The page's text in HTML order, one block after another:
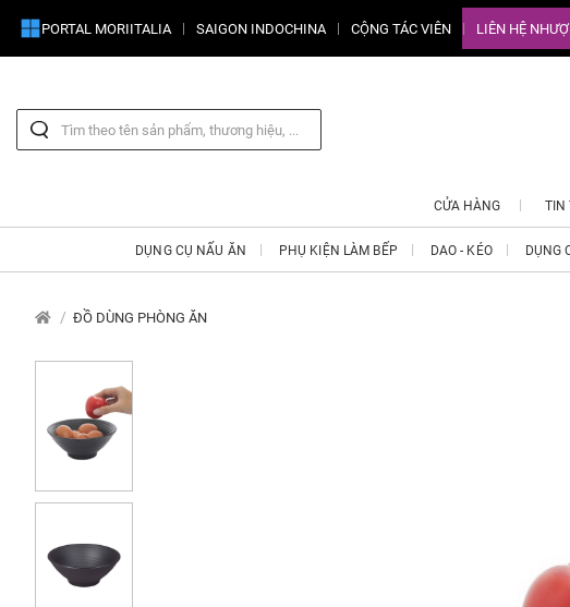
PORTAL MORIITALIA SAIGON INDOCHINA CỘNG TÁC VIÊN LIÊN HỆ
CỬA HÀNG TIN
DỤNG CỤ NẤU ĂN PHỤ KIỆN LÀM BẾP DAO - KÉO DỤNG
ĐỒ DÙNG PHÒNG ĂN